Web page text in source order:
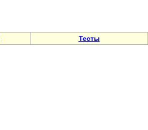
Тесты